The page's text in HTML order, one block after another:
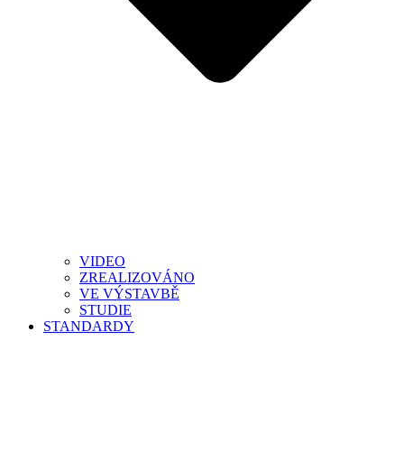
VIDEO
ZREALIZOVÁNO
VE VÝSTAVBĚ
STUDIE
STANDARDY